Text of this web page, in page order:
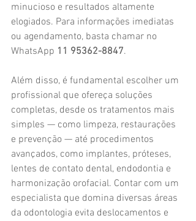
minucioso e resultados altamente
elogiados. Para informações imediatas
ou agendamento, basta chamar no
WhatsApp 11 95362-8847.
Além disso, é fundamental escolher um
profissional que ofereça soluções
completas, desde os tratamentos mais
simples — como limpeza, restaurações
e prevenção — até procedimentos
avançados, como implantes, próteses,
lentes de contato dental, endodontia e
harmonização orofacial. Contar com um
especialista que domina diversas áreas
da odontologia evita deslocamentos e